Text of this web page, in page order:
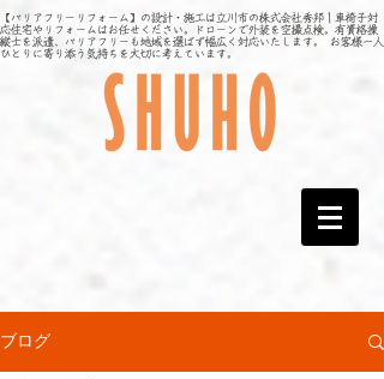
【バリアフリーリフォーム】の設計・施工は立川市の株式会社秀邦｜車椅子対
応住宅やリフォームはお任せください。ドローンで外装を空撮点検。有資格操
縦士を派遣、バリアフリーも地域を選ばず幅広く対応いたします。 お客様一人
ひとりに寄り添う気持ちを大切に考えています。
ブログ